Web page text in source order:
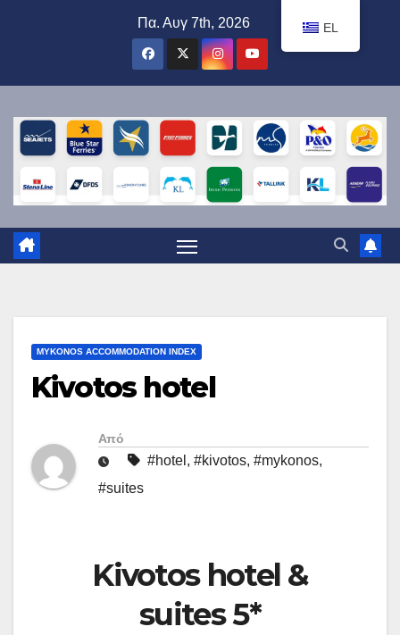
Πα. Αυγ 7th, 2026
MYKONOS ACCOMMODATION INDEX
Kivotos hotel
Από
#hotel , #kivotos, #mykonos,
#suites
Kivotos hotel &
suites 5*
EL